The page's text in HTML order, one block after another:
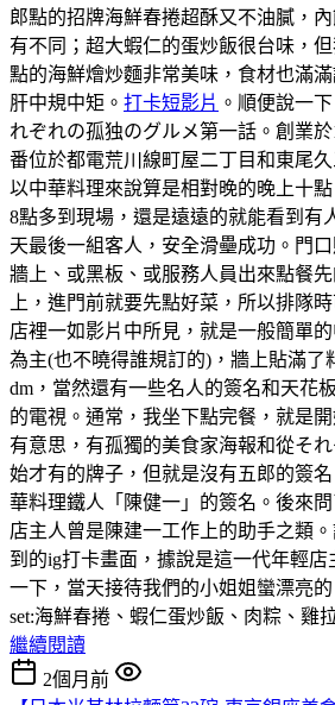
郎點的招牌海鮮春捲超酥又不油膩，
有不同；超大蝦仁的蛋炒飯很台味，
點的海鮮燴炒麵非常美味，食材也滿
肝中規中矩。 打卡短影片 。順便說一
れぞれの孤独のグルメ第一話。創業
番位於都電荒川線町屋二丁目和東尾
以中華料理來說算是相對晚的晚上十
8點多到現場，還是遠遠的就能看到有
天最後一組客人，安全滑壘成功。門
牆上、或黑板、或服務人員出來點餐
上，進門前就要先點好菜，所以排隊
店裡一如影片中所見，就是一般簡單
為主(也不曉得誰規訂的)，牆上貼滿了
dm，當然還有一些名人的簽名和天花
的電視。通常，我坐下點完餐，就是
有意思，有孤獨的美食家海報和從そ
始才有的牌子，但就是沒有五郎的簽
華料理鐵人「陳健一」的簽名。後來
店主人曾是陳建一工作上的助手之類
到的ig打卡畫面，據說是這一代年輕
一下，當天接待我們的小姐姐蠻漂亮
set:海鮮春捲、蝦仁蛋炒飯、肉粽、雞
繼續閱讀
2個月前